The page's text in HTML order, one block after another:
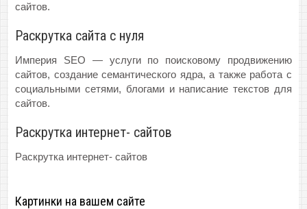
сайтов.
Раскрутка сайта с нуля
Империя SEO — услуги по поисковому продвижению
сайтов, создание семантического ядра, а также работа с
социальными сетями, блогами и написание текстов для
сайтов.
Раскрутка интернет- сайтов
Раскрутка интернет- сайтов
Картинки на вашем сайте